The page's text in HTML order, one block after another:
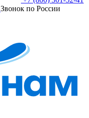
Звонок по России